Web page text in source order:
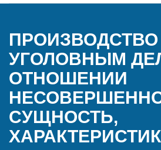
УГОЛОВНЫМ
ОТНОШЕНИИ
СУЩНОСТЬ,